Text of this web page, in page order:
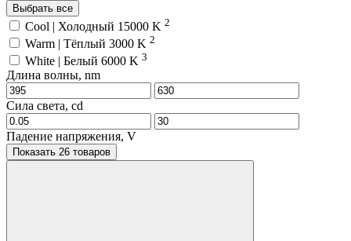
Выбрать все
Cool | Холодный 15000 K 2
Warm | Тёплый 3000 K 2
White | Белый 6000 K 3
Длина волны, nm
Сила света, cd
Падение напряжения, V
Показать 26 товаров